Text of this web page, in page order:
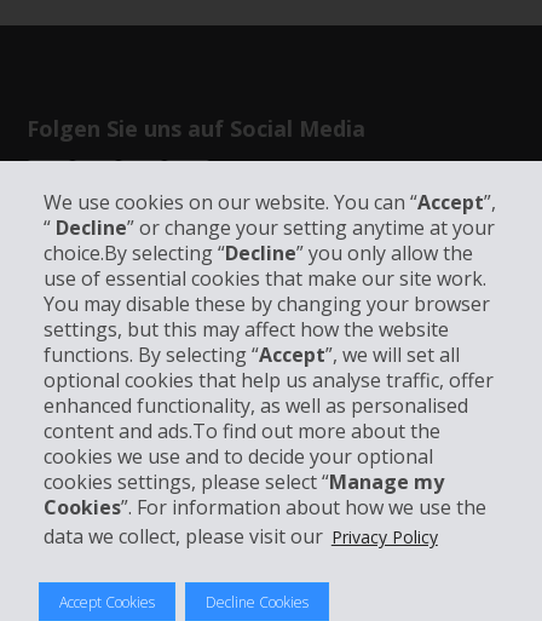
We use cookies on our website. You can “Accept”,
“ Decline” or change your setting anytime at your
choice.By selecting “Decline” you only allow the
use of essential cookies that make our site work.
You may disable these by changing your browser
settings, but this may affect how the website
functions. By selecting “Accept”, we will set all
optional cookies that help us analyse traffic, offer
enhanced functionality, as well as personalised
content and ads.To find out more about the
cookies we use and to decide your optional
cookies settings, please select “Manage my
Cookies”. For information about how we use the
data we collect, please visit our Privacy Policy
Accept Cookies Decline Cookies
Folgen Sie uns auf Social Media
Unternehmensinformation
Partner
Kundenservice
Mieten bei Hertz
© 2026 The Hertz System, Inc.